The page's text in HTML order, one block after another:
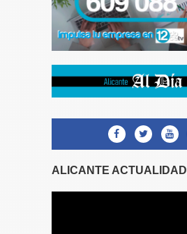
ALICANTE ACTUALIDAD